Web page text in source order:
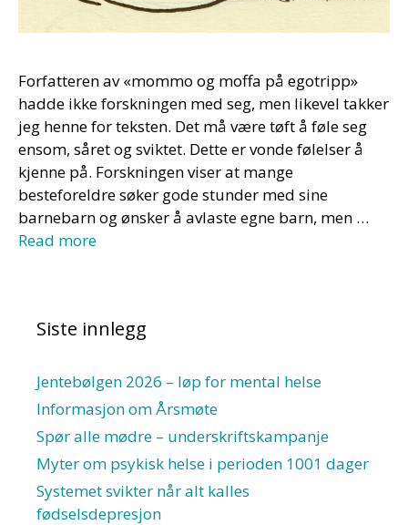
Forfatteren av «mommo og moffa på egotripp»
hadde ikke forskningen med seg, men likevel takker
jeg henne for teksten. Det må være tøft å føle seg
ensom, såret og sviktet. Dette er vonde følelser å
kjenne på. Forskningen viser at mange
besteforeldre søker gode stunder med sine
barnebarn og ønsker å avlaste egne barn, men …
Read more
Siste innlegg
Jentebølgen 2026 – løp for mental helse
Informasjon om Årsmøte
Spør alle mødre – underskriftskampanje
Myter om psykisk helse i perioden 1001 dager
Systemet svikter når alt kalles
fødselsdepresjon